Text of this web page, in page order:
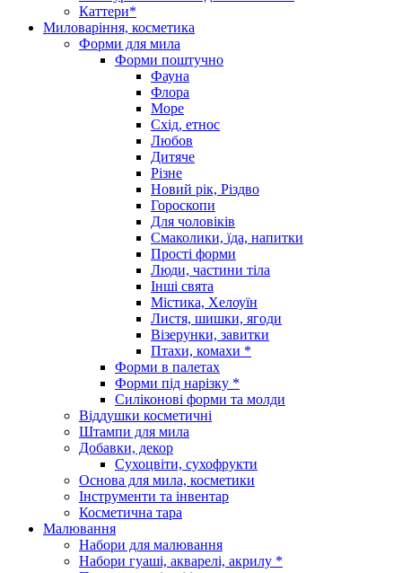
Каттери*
Миловаріння, косметика
Форми для мила
Форми поштучно
Фауна
Флора
Море
Схід, етнос
Любов
Дитяче
Різне
Новий рік, Різдво
Гороскопи
Для чоловіків
Смаколики, їда, напитки
Прості форми
Люди, частини тіла
Інші свята
Містика, Хелоуїн
Листя, шишки, ягоди
Візерунки, завитки
Птахи, комахи *
Форми в палетах
Форми під нарізку *
Силіконові форми та молди
Віддушки косметичні
Штампи для мила
Добавки, декор
Сухоцвіти, сухофрукти
Основа для мила, косметики
Інструменти та інвентар
Косметична тара
Малювання
Набори для малювання
Набори гуаші, акварелі, акрилу *